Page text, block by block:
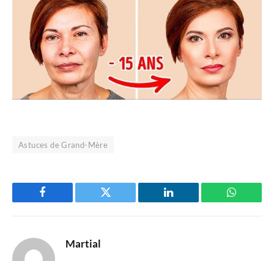
Astuces de Grand-Mère
Facebook Twitter LinkedIn
Martial